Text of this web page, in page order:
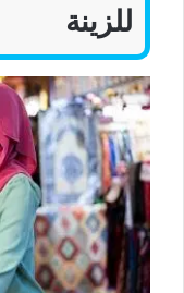
للزينة